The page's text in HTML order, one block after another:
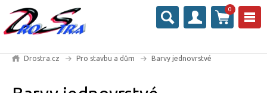
0
Drostra.cz Pro stavbu a dům Barvy jednovrstvé